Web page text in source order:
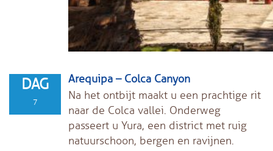
DAG
7
Arequipa – Colca Canyon
Na het ontbijt maakt u een prachtige rit
naar de Colca vallei. Onderweg
passeert u Yura, een district met ruig
natuurschoon, bergen en ravijnen.